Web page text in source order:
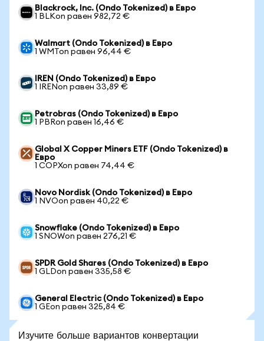
Blackrock, Inc. (Ondo Tokenized) в Евро
1 BLKon равен 982,72 €
Walmart (Ondo Tokenized) в Евро
1 WMTon равен 96,44 €
IREN (Ondo Tokenized) в Евро
1 IRENon равен 33,89 €
Petrobras (Ondo Tokenized) в Евро
1 PBRon равен 16,46 €
Global X Copper Miners ETF (Ondo Tokenized) в
Евро
1 COPXon равен 74,44 €
Novo Nordisk (Ondo Tokenized) в Евро
1 NVOon равен 40,22 €
Snowflake (Ondo Tokenized) в Евро
1 SNOWon равен 276,21 €
SPDR Gold Shares (Ondo Tokenized) в Евро
1 GLDon равен 335,58 €
General Electric (Ondo Tokenized) в Евро
1 GEon равен 325,84 €
Изучите больше вариантов конвертации